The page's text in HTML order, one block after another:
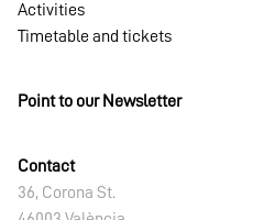
Activities
Timetable and tickets
Point to our Newsletter
Contact
36, Corona St.